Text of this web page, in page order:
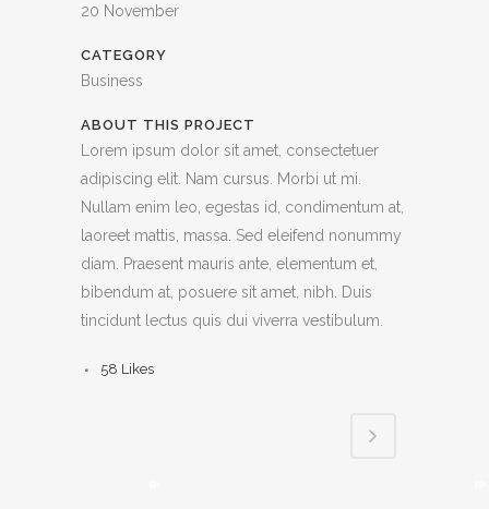
20 November
CATEGORY
Business
ABOUT THIS PROJECT
Lorem ipsum dolor sit amet, consectetuer
adipiscing elit. Nam cursus. Morbi ut mi.
Nullam enim leo, egestas id, condimentum at,
laoreet mattis, massa. Sed eleifend nonummy
diam. Praesent mauris ante, elementum et,
bibendum at, posuere sit amet, nibh. Duis
tincidunt lectus quis dui viverra vestibulum.
58 Likes